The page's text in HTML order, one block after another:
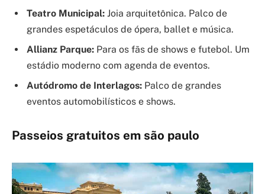
Teatro Municipal: Joia arquitetônica. Palco de
grandes espetáculos de ópera, ballet e música.
Allianz Parque: Para os fãs de shows e futebol. Um
estádio moderno com agenda de eventos.
Autódromo de Interlagos: Palco de grandes
eventos automobilísticos e shows.
Passeios gratuitos em são paulo